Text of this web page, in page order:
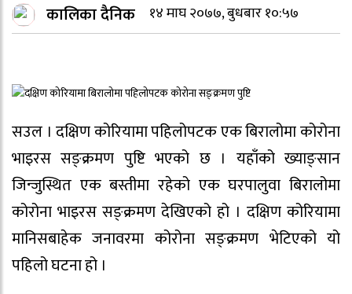
कालिका दैनिक १४ माघ २०७७, बुधबार १०:५७
सउल । दक्षिण कोरियामा पहिलोपटक एक बिरालोमा कोरोना
भाइरस सङ्क्रमण पुष्टि भएको छ । यहाँको ख्याङ्सान
जिन्जुस्थित एक बस्तीमा रहेको एक घरपालुवा बिरालोमा
कोरोना भाइरस सङ्क्रमण देखिएको हो । दक्षिण कोरियामा
मानिसबाहेक जनावरमा कोरोना सङ्क्रमण भेटिएको यो
पहिलो घटना हो ।